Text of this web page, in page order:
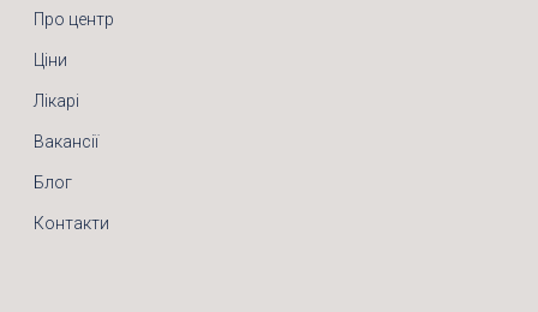
Про центр
Ціни
Лікарі
Вакансії
Блог
Контакти